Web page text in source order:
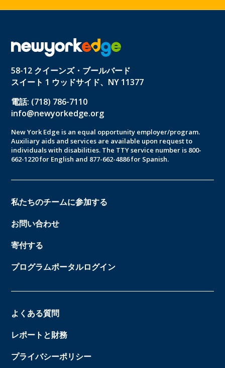
58-12 クイーンズ・ブールバード
スイート 1 ウッドサイド、NY 11377
電話: (718) 786-7110
info@newyorkedge.org
New York Edge is an equal opportunity employer/program.
Auxiliary aids and services are available upon request to
individuals with disabilities. The TTY service number is 800-
662-1220 for English and 877-662-4886 for Spanish.
私たちのチームに参加する
お問い合わせ
寄付する
プログラムポータルログイン
よくある質問
レポートと財務
プライバシーポリシー